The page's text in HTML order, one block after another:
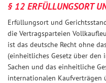
§ 12 ERFÜLLUNGSORT
Erfüllungsort und
die Vertragsparteien
ist das deutsche Recht ohne
(einheitliches Gesetz über
Sachen und das einheitliche
internationalen Kaufverträgen